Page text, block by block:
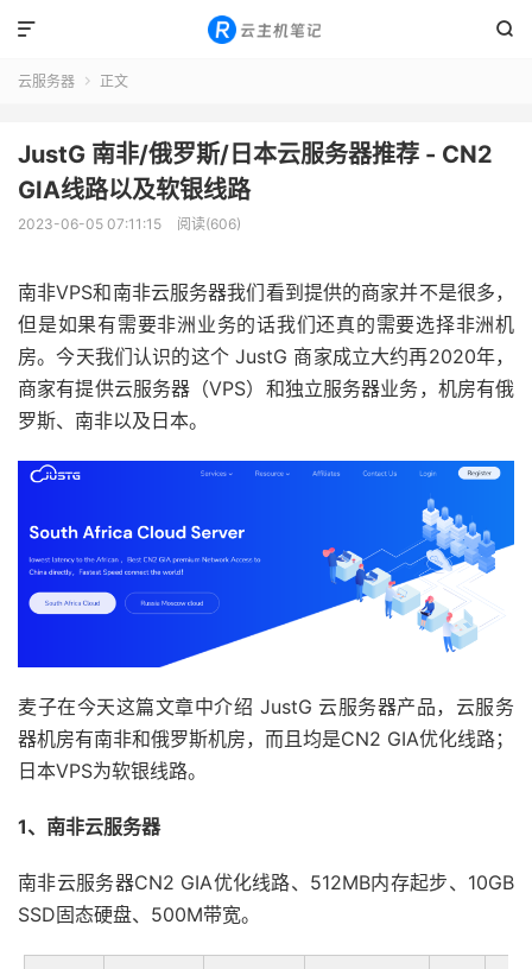


云服务器  正文
JustG 南非/俄罗斯/日本云服务器推荐 - CN2
GIA线路以及软银线路
2023-06-05 07:11:15 阅读(606)
南非VPS和南非云服务器我们看到提供的商家并不是很多，
但是如果有需要非洲业务的话我们还真的需要选择非洲机
房。今天我们认识的这个 JustG 商家成立大约再2020年，
商家有提供云服务器（VPS）和独立服务器业务，机房有俄
罗斯、南非以及日本。
麦子在今天这篇文章中介绍 JustG 云服务器产品，云服务
器机房有南非和俄罗斯机房，而且均是CN2 GIA优化线路；
日本VPS为软银线路。
1、南非云服务器
南非云服务器CN2 GIA优化线路、512MB内存起步、10GB
SSD固态硬盘、500M带宽。